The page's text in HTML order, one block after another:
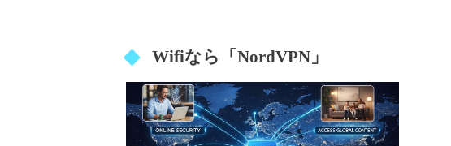
Wifiなら「NordVPN」